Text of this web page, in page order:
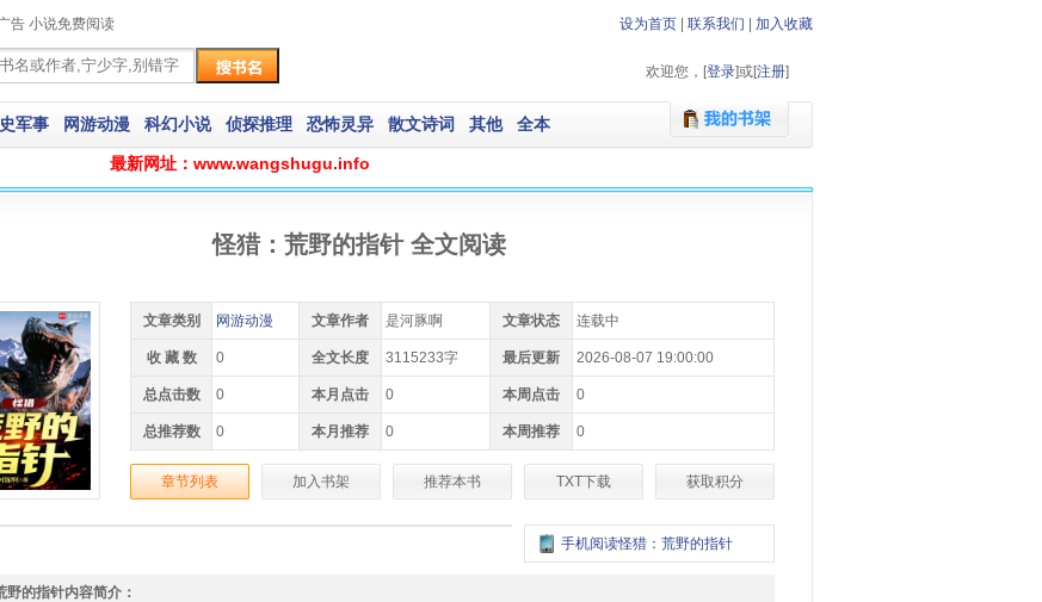
设为首页 联系我们 加入收藏
告 小说免费阅读
欢迎您，[登录]或[注册]
军事 网游动漫 科幻小说 侦探推理 恐怖灵异 散文诗词 其他 全本
最新网址：www.wangshugu.info
怪猎：荒野的指针 全文阅读
文章类别 网游动漫 文章作者 是河豚啊 文章状态 连载中
收 藏 数 0 全文长度 3115233字 最后更新 2026-08-07 19:00:00
总点击数 0 本月点击 0 本周点击 0
总推荐数 0 本月推荐 0 本周推荐 0
章节列表 加入书架 推荐本书 TXT下载 获取积分
手机阅读怪猎：荒野的指针
野的指针内容简介：